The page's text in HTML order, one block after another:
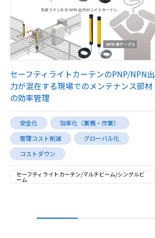
セーフティライトカーテンのPNP/NPN出
力が混在する現場でのメンテナンス部材
の効率管理
安全化
効率化（業務・作業）
管理コスト削減
グローバル化
コストダウン
セーフティライトカーテン/マルチビーム/シングルビ
ーム